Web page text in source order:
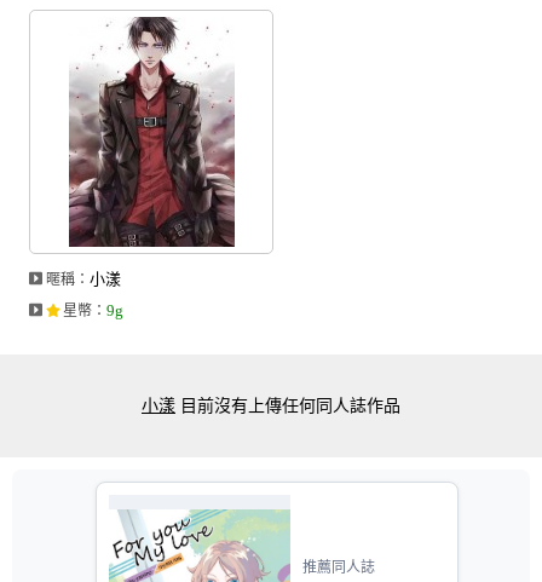
會員功能選單
會員中心
註冊會員
登入
暱稱：小漾
星幣 ：9g
小漾 目前沒有上傳任何同人誌作品
推薦同人誌